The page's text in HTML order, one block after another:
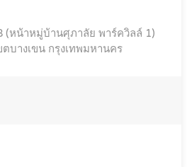
(หน้าหมู่บ้านศุภาลัย พาร์ควิลล์ 1)
ตบางเขน กรุงเทพมหานคร